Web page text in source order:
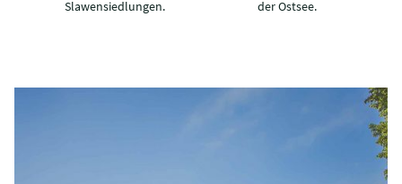
Slawensiedlungen.
der Ostsee.